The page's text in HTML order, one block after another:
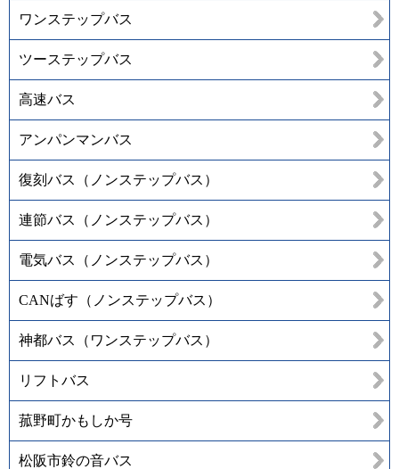
ワンステップバス
ツーステップバス
高速バス
アンパンマンバス
復刻バス（ノンステップバス）
連節バス（ノンステップバス）
電気バス（ノンステップバス）
CANばす（ノンステップバス）
神都バス（ワンステップバス）
リフトバス
菰野町かもしか号
松阪市鈴の音バス